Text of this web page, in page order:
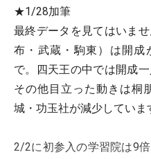
★1/28加筆
最終データを見てはいま
布・武蔵・駒東）は開成
で。四天王の中では開成
その他目立った動きは桐
城・功玉社が減少していま
2/2に初参入の学習院は9